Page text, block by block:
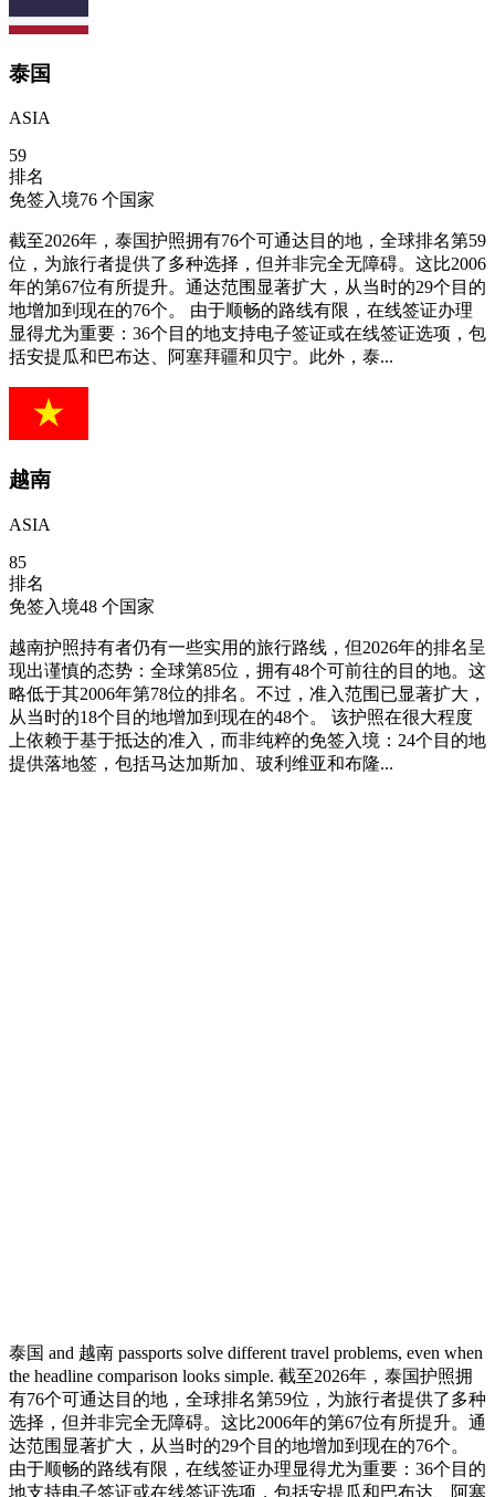
泰国
ASIA
59
排名
免签入境76 个国家
截至2026年，泰国护照拥有76个可通达目的地，全球排名第59
位，为旅行者提供了多种选择，但并非完全无障碍。这比2006
年的第67位有所提升。通达范围显著扩大，从当时的29个目的
地增加到现在的76个。 由于顺畅的路线有限，在线签证办理
显得尤为重要：36个目的地支持电子签证或在线签证选项，包
括安提瓜和巴布达、阿塞拜疆和贝宁。此外，泰...
越南
ASIA
85
排名
免签入境48 个国家
越南护照持有者仍有一些实用的旅行路线，但2026年的排名呈
现出谨慎的态势：全球第85位，拥有48个可前往的目的地。这
略低于其2006年第78位的排名。不过，准入范围已显著扩大，
从当时的18个目的地增加到现在的48个。 该护照在很大程度
上依赖于基于抵达的准入，而非纯粹的免签入境：24个目的地
提供落地签，包括马达加斯加、玻利维亚和布隆...
泰国 and 越南 passports solve different travel problems, even when
the headline comparison looks simple. 截至2026年，泰国护照拥
有76个可通达目的地，全球排名第59位，为旅行者提供了多种
选择，但并非完全无障碍。这比2006年的第67位有所提升。通
达范围显著扩大，从当时的29个目的地增加到现在的76个。
由于顺畅的路线有限，在线签证办理显得尤为重要：36个目的
地支持电子签证或在线签证选项，包括安提瓜和巴布达、阿塞